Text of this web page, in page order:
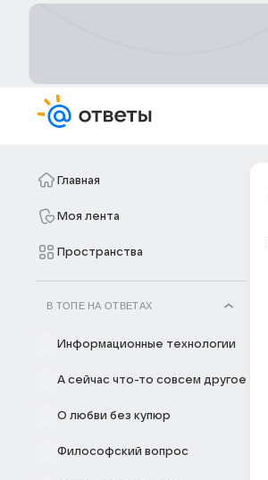
Главная
Моя лента
Пространства
В ТОПЕ НА ОТВЕТАХ
Информационные технологии
А сейчас что-то совсем другое
О любви без купюр
Философский вопрос